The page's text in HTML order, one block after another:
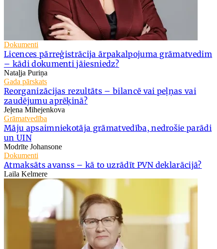
Dokumenti
Licences pārreģistrācija ārpakalpojuma grāmatvedim
– kādi dokumenti jāiesniedz?
Nataļja Puriņa
Gada pārskats
Reorganizācijas rezultāts – bilancē vai peļņas vai
zaudējumu aprēķinā?
Jeļena Mihejenkova
Grāmatvedība
Māju apsaimniekotāja grāmatvedība, nedrošie parādi
un UIN
Modrīte Johansone
Dokumenti
Atmaksāts avanss – kā to uzrādīt PVN deklarācijā?
Laila Kelmere